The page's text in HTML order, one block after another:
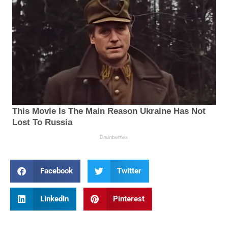
Facebook Twitter
LinkedIn Pinterest